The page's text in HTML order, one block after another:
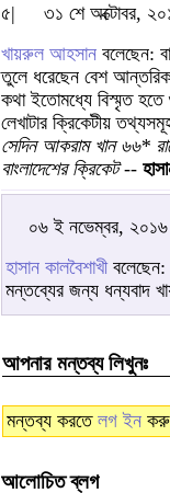
৫|
৩১ শে অক্টোবর,
খায়রুল আহসান বলেছেন:
তুলে ধরেছেন বেশ
কথা ইতোমধ্যে বিস্মৃত
লেখাটার ক্রিকেটীয়
সেদিন আকরাম খান ৬৬*
বাংলাদেশের ক্রিকেট--
০৬ ই নভেম্বর,
হাসান কালবৈশাখীবলেছেন:
মন্তব্যের জন্য ধন্যবাদ
আপনার মন্তব্য লিখুনঃ
মন্তব্য করতে লগ ইন
আলোচিত ব্লগ